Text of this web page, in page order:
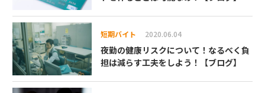
短期バイト 2020.06.04
夜勤の健康リスクについて！なるべく負
担は減らす工夫をしよう！【ブログ】